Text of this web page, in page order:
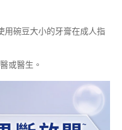
用碗豆大小的牙膏在成人指
或醫生。